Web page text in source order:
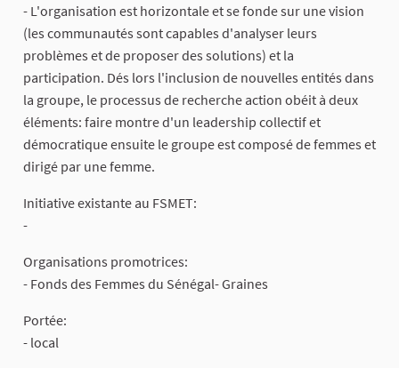
- L'organisation est horizontale et se fonde sur une vision
(les communautés sont capables d'analyser leurs
problèmes et de proposer des solutions) et la
participation. Dés lors l'inclusion de nouvelles entités dans
la groupe, le processus de recherche action obéit à deux
éléments: faire montre d'un leadership collectif et
démocratique ensuite le groupe est composé de femmes et
dirigé par une femme.
Initiative existante au FSMET:
-
Organisations promotrices:
- Fonds des Femmes du Sénégal- Graines
Portée:
- local